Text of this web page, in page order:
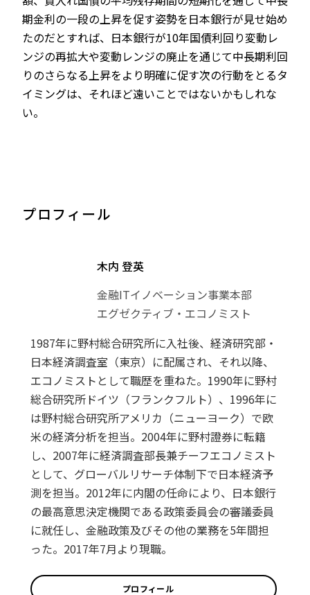
期金利の一段の上昇を促す姿勢を日本銀行が見せ始め
たのだとすれば、日本銀行が10年国債利回り変動レ
ンジの再拡大や変動レンジの廃止を通じて中長期利回
りのさらなる上昇をより明確に促す次の行動をとるタ
イミングは、それほど遠いことではないかもしれな
い。
プロフィール
木内 登英
金融ITイノベーション事業本部
エグゼクティブ・エコノミスト
1987年に野村総合研究所に入社後、経済研究部・
日本経済調査室（東京）に配属され、それ以降、
エコノミストとして職歴を重ねた。1990年に野村
総合研究所ドイツ（フランクフルト）、1996年に
は野村総合研究所アメリカ（ニューヨーク）で欧
米の経済分析を担当。2004年に野村證券に転籍
し、2007年に経済調査部長兼チーフエコノミスト
として、グローバルリサーチ体制下で日本経済予
測を担当。2012年に内閣の任命により、日本銀行
の最高意思決定機関である政策委員会の審議委員
に就任し、金融政策及びその他の業務を5年間担
った。2017年7月より現職。
プロフィール